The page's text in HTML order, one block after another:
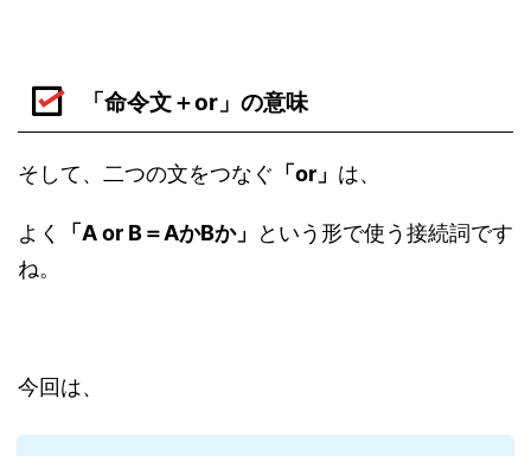
「命令文＋or」の意味
そして、二つの文をつなぐ 「or」 は、
よく 「A or B＝AかBか」
という形で使う接続詞です
ね。
今回は、